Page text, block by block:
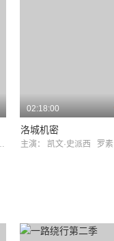
02:18:00
洛城机密
主演： 凯文·史派西 罗